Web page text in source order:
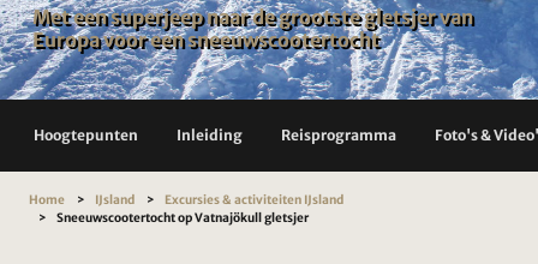
Met een superjeep naar de grootste gletsjer van
Europa voor een sneeuwscootertocht
Hoogtepunten Inleiding Reisprogramma Foto's &
Home IJsland
Excursies & activiteiten IJsland
Sneeuwscootertocht op Vatnajökull gletsjer